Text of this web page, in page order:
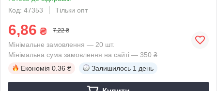
Код: 47353
Тільки опт
6,86 ₴ 7,22 ₴
Мінімальне замовлення — 20 шт.
Мінімальна сума замовлення на сайті — 350 ₴
Економія 0.36 ₴ Залишилось 1 день